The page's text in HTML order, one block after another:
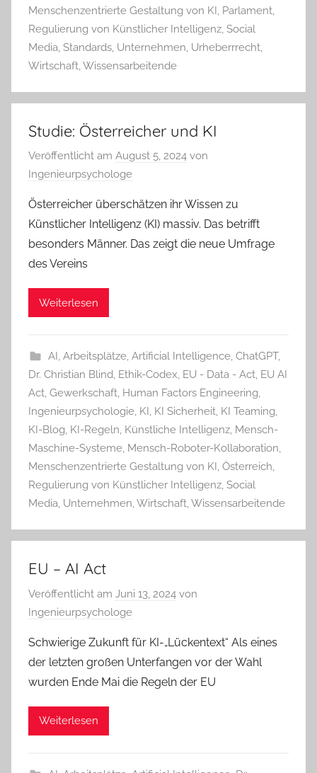
Menschenzentrierte Gestaltung von KI, Parlament,
Regulierung von Künstlicher Intelligenz, Social
Media, Standards, Unternehmen, Urheberrrecht,
Wirtschaft,Wissensarbeitende
Studie: Österreicher und KI
Veröffentlicht am August 5, 2024 von
Ingenieurpsychologe
Österreicher überschätzen ihr Wissen zu
Künstlicher Intelligenz (KI) massiv. Das betrifft
besonders Männer. Das zeigt die neue Umfrage
des Vereins
Weiterlesen
AI, Arbeitsplätze, Artificial Intelligence, ChatGPT,
Dr. Christian Blind, Ethik-Codex, EU - Data - Act, EU AI
Act, Gewerkschaft, Human Factors Engineering,
Ingenieurpsychologie, KI, KI Sicherheit, KI Teaming,
KI-Blog, KI-Regeln, Künstliche Intelligenz, Mensch-
Maschine-Systeme, Mensch-Roboter-Kollaboration,
Menschenzentrierte Gestaltung von KI, Österreich,
Regulierung von Künstlicher Intelligenz, Social
Media, Unternehmen,Wirtschaft,Wissensarbeitende
EU – AI Act
Veröffentlicht am Juni 13, 2024 von
Ingenieurpsychologe
Schwierige Zukunft für KI-„Lückentext“ Als eines
der letzten großen Unterfangen vor der Wahl
wurden Ende Mai die Regeln der EU
Weiterlesen